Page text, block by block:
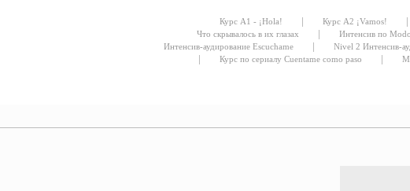
Курс А1 - ¡Hola! | Курс А2 ¡Vamos! |
Что скрывалось в их глазах | Интенсив по
Интенсив-аудирование Escuchame | Nivel 2 Интенсив-
| Курс по сериалу Cuentame como paso |